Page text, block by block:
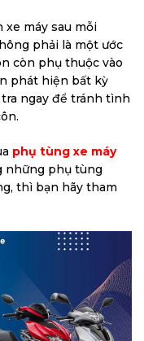
xe máy sau mỗi
phải là một ước
còn phụ thuộc vào
phát hiện bất kỳ
ngay để tránh tình
phụ tùng xe máy
những phụ tùng
thì bạn hãy tham